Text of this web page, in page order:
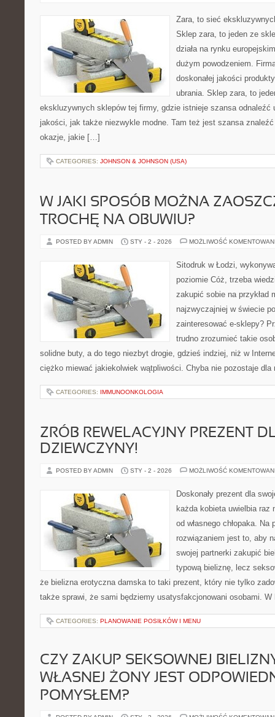
Zara, to sieć
Sklep zara, to jeden ze
działa na rynku
dużym powodzeniem.
doskonałej jakości
ubrania. Sklep zara, to
ekskluzywnych sklepów tej firmy, gdzie istnieje szansa odnaleźć
jakości, jak także niezwykle modne. Tam też jest szansa
okazje, jakie […]
CATEGORIES: JOHNSON & JOHNSON (USA)
W JAKI SPOSÓB MOŻNA
TROCHĘ NA OBUWIU?
POSTED BY ADMIN STY - 2 - 2026 MOŻLIWOŚĆ
Sitodruk w Łodzi,
poziomie Cóż, trzeba
zakupić sobie na przykład
najzwyczajniej w świecie
zainteresować e-sklepy?
trudno zrozumieć takie
solidne buty, a do tego niezbyt drogie, gdzieś indziej, niż w
ciężko miewać jakiekolwiek wątpliwości. Chyba nie pozostaje
CATEGORIES: IMMUNOONKOLOGIA
ZRÓB REWELACYJNY PREZENT
DZIEWCZYNY!
POSTED BY ADMIN STY - 2 - 2026 MOŻLIWOŚĆ
Doskonały prezent dla
każda kobieta uwielbia
od własnego chłopaka. Na
rozwiązaniem jest to, aby
swojej partnerki zakupić
typową bieliznę, lecz
że bielizna erotyczna damska to taki prezent, który nie tylko
także sprawi, że sami będziemy usatysfakcjonowani osobami.
CATEGORIES: PLANOWANIE POSIŁKÓW I MENU
CZY ZAKUP SEKSOWNEJ
WŁASNEJ ŻONY JEST
POMYSŁEM?